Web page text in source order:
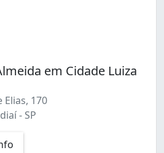
em Cidade Luiza
Elias, 170
- SP